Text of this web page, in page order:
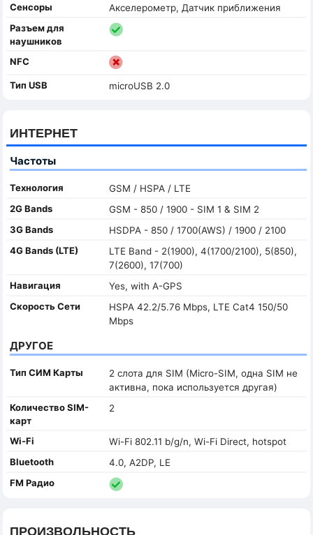
Сенсоры
Акселерометр, Датчик приближения
Разъем для
наушников
NFC
Тип USB microUSB 2.0
ИНТЕРНЕТ
Частоты
Технология
GSM / HSPA / LTE
2G Bands
GSM - 850 / 1900 - SIM 1 & SIM 2
3G Bands
HSDPA - 850 / 1700(AWS) / 1900 / 2100
4G Bands (LTE)
LTE Band - 2(1900), 4(1700/2100), 5(850),
7(2600), 17(700)
Навигация
Yes, with A-GPS
Скорость Сети
HSPA 42.2/5.76 Mbps, LTE Cat4 150/50
Mbps
ДРУГОЕ
Тип СИМ Карты
2 слота для SIM (Micro-SIM, одна SIM не
активна, пока используется другая)
Количество SIM-
карт
2
Wi-Fi
Wi-Fi 802.11 b/g/n, Wi-Fi Direct, hotspot
Bluetooth
4.0, A2DP, LE
FM Радио
ПРОИЗВОЛЬНОСТЬ